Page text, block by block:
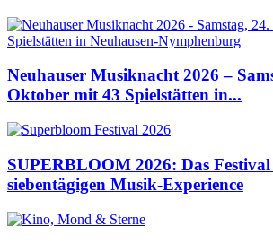
Neuhauser Musiknacht 2026 –
Oktober mit 43 Spielstätten in...
SUPERBLOOM 2026: Das
siebentägigen Musik-Experience